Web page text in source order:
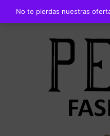
No te pierdas nuestras